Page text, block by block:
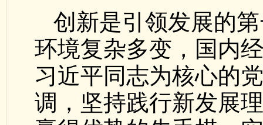
创新是引领发展的
环境复杂多变，国内
习近平同志为核心的
调，坚持践行新发展